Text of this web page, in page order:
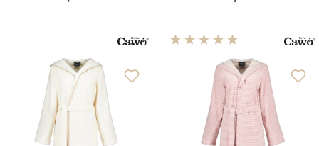
Durchschnittliche